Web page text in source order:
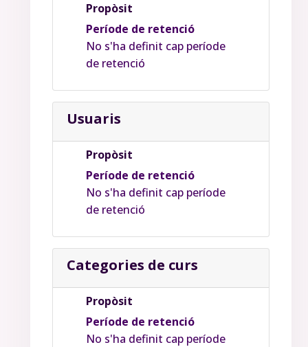
Propòsit
Període de retenció
No s'ha definit cap període
de retenció
Usuaris
Propòsit
Període de retenció
No s'ha definit cap període
de retenció
Categories de curs
Propòsit
Període de retenció
No s'ha definit cap període